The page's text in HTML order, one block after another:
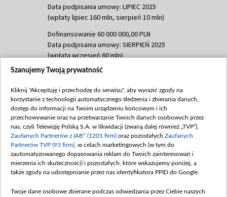
Data podpisania umowy: LIPIEC 2025
(wpłaty lipiec 160 mln, sierpień 10 mln)
Dofinansowanie 60 000 000,00 PLN
Data podpisania umowy: SIERPIEŃ 2025
(wpłata wrzesień 60 mln)
Dofinansowanie 635 783 051,21 PLN
(wpłata wrzesień 100 mln, październik 350
mln, listopad 265 mln)
Dofinansowanie 48 862 000,00 PLN
Data podpisania umowy: GRUDZIEŃ 2025
(wpłata grudzień 60,548 mln)
Dofinansowanie 900 000 000,00 PLN
Data podpisania umowy: LUTY 2026 (wpłata
kwiecień 180 mln, 7 maja 180 mln, 8
Szanujemy Twoją prywatność
Kliknij "Akceptuję i przechodzę do serwisu", aby wyrazić zgody na
korzystanie z technologii automatycznego śledzenia i zbierania danych,
dostęp do informacji na Twoim urządzeniu końcowym i ich
przechowywanie oraz na przetwarzanie Twoich danych osobowych przez
nas, czyli Telewizję Polską S.A. w likwidacji (zwaną dalej również „TVP”),
Zaufanych Partnerów z IAB* (1201 firm) oraz pozostałych Zaufanych
Partnerów TVP (93 firm) , w celach marketingowych (w tym do
zautomatyzowanego dopasowania reklam do Twoich zainteresowań i
mierzenia ich skuteczności) i pozostałych, które wskazujemy poniżej, a
także zgody na udostępnianie przez nas identyfikatora PPID do Google.
Twoje dane osobowe zbierane podczas odwiedzania przez Ciebie naszych